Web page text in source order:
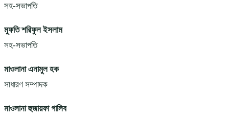
সহ-সভাপতি
মুফতি শরিফুল ইসলাম
সহ-সভাপতি
মাওলানা এনামুল হক
সাধারণ সম্পাদক
মাওলানা হুজায়ফা গালিব